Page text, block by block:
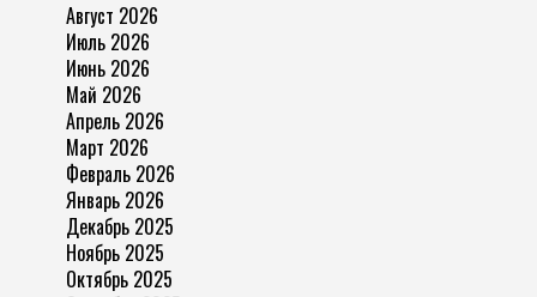
Август 2026
Июль 2026
Июнь 2026
Май 2026
Апрель 2026
Март 2026
Февраль 2026
Январь 2026
Декабрь 2025
Ноябрь 2025
Октябрь 2025